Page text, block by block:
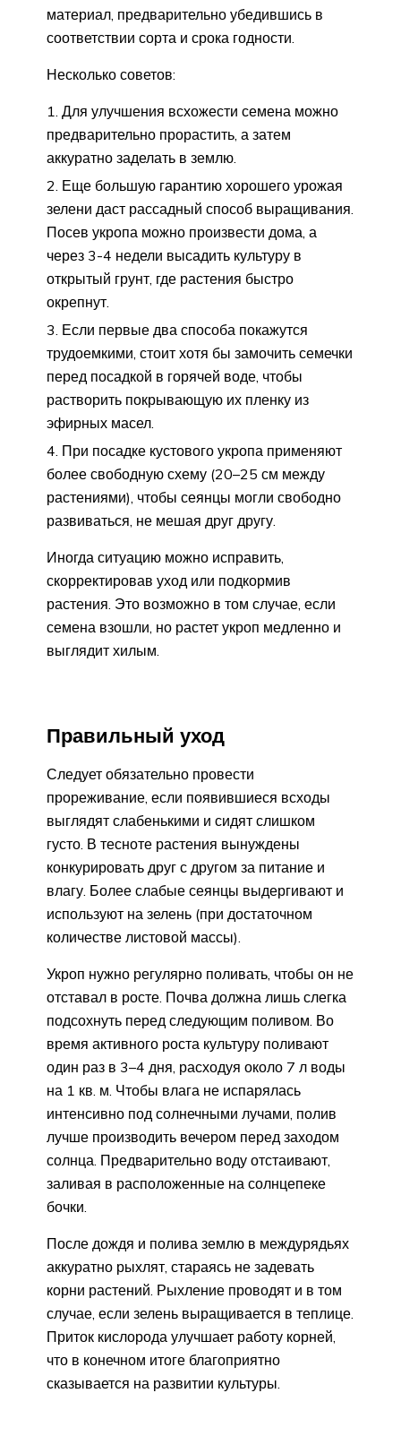
материал, предварительно убедившись в
соответствии сорта и срока годности.
Несколько советов:
Для улучшения всхожести семена можно
предварительно прорастить, а затем
аккуратно заделать в землю.
Еще большую гарантию хорошего урожая
зелени даст рассадный способ выращивания.
Посев укропа можно произвести дома, а
через 3-4 недели высадить культуру в
открытый грунт, где растения быстро
окрепнут.
Если первые два способа покажутся
трудоемкими, стоит хотя бы замочить семечки
перед посадкой в горячей воде, чтобы
растворить покрывающую их пленку из
эфирных масел.
При посадке кустового укропа применяют
более свободную схему (20–25 см между
растениями), чтобы сеянцы могли свободно
развиваться, не мешая друг другу.
Иногда ситуацию можно исправить,
скорректировав уход или подкормив
растения. Это возможно в том случае, если
семена взошли, но растет укроп медленно и
выглядит хилым.
Правильный уход
Следует обязательно провести
прореживание, если появившиеся всходы
выглядят слабенькими и сидят слишком
густо. В тесноте растения вынуждены
конкурировать друг с другом за питание и
влагу. Более слабые сеянцы выдергивают и
используют на зелень (при достаточном
количестве листовой массы).
Укроп нужно регулярно поливать, чтобы он не
отставал в росте. Почва должна лишь слегка
подсохнуть перед следующим поливом. Во
время активного роста культуру поливают
один раз в 3–4 дня, расходуя около 7 л воды
на 1 кв. м. Чтобы влага не испарялась
интенсивно под солнечными лучами, полив
лучше производить вечером перед заходом
солнца. Предварительно воду отстаивают,
заливая в расположенные на солнцепеке
бочки.
После дождя и полива землю в междурядьях
аккуратно рыхлят, стараясь не задевать
корни растений. Рыхление проводят и в том
случае, если зелень выращивается в теплице.
Приток кислорода улучшает работу корней,
что в конечном итоге благоприятно
сказывается на развитии культуры.